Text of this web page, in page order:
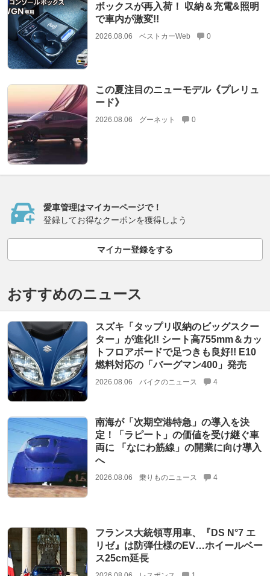
ボックスが再入荷！ 収納＆充電&照明
で車内が激変!!
2026.08.06 ベストカーWeb 0
この夏注目のニューモデル《プレリュ
ード》
2026.08.06 グーネット 0
愛車管理はマイカーページで！
登録してお得なクーポンを獲得しよう
マイカー登録をする
おすすめのニュース
スズキ「タップリ収納のビッグスクー
ター」が進化!! シート高755mm＆カッ
トフロアボードで足つきも良好!! E10
燃料対応の「バーグマン400」発売
2026.08.06 バイクのニュース 4
南海が「次期空港特急」の導入を決
定！「ラピート」の価値を受け継ぐ車
両に 「なにわ筋線」の開業に向け導入
へ
2026.08.06 乗りものニュース 4
フランス大統領専用車、『DS N°7 エ
リゼ』は防弾仕様のEV…ホイールベー
ス25cm延長